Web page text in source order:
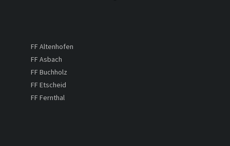
FF Altenhofen
FF Asbach
FF Buchholz
FF Etscheid
FF Fernthal